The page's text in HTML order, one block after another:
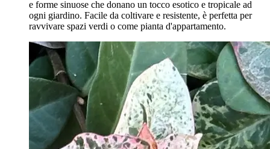
e forme sinuose che donano un tocco esotico e tropicale ad
ogni giardino. Facile da coltivare e resistente, è perfetta per
ravvivare spazi verdi o come pianta d'appartamento.